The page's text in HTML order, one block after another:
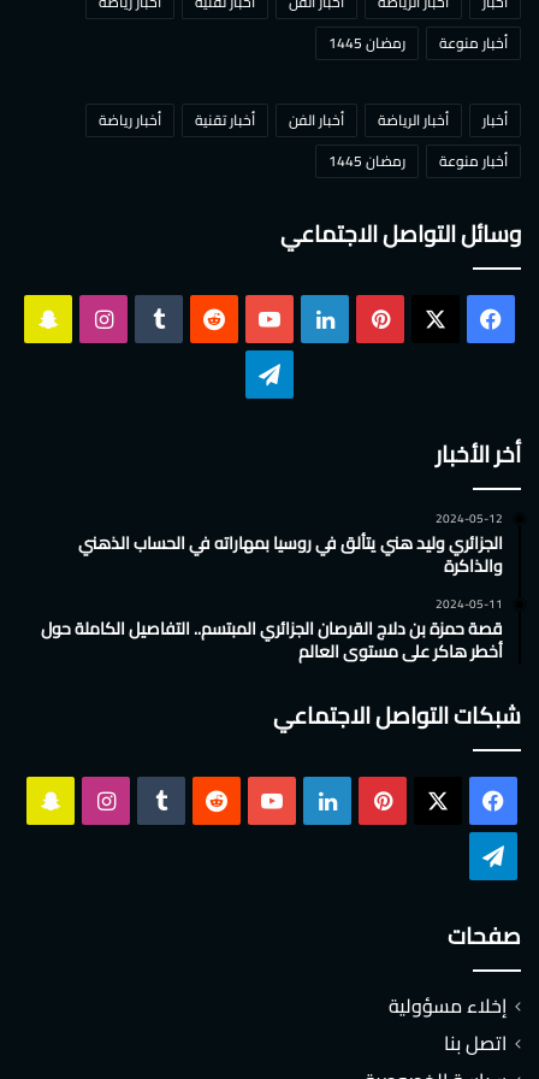
أخبار منوعة
رمضان 1445
أخبار أخبار الرياضة أخبار الفن أخبار تقنية
أخبار رياضة
أخبار منوعة
رمضان 1445
وسائل التواصل الاجتماعي
فيسبوك بينتيريست لينكدإن ‫YouTube انستقرام
أخر الأخبار
2024-05-12
الجزائري وليد هني يتألق في روسيا بمهاراته في الحساب الذهني
والذاكرة
2024-05-11
قصة حمزة بن دلاج القرصان الجزائري المبتسم.. التفاصيل الكاملة حول
أخطر هاكر على مستوى العالم
شبكات التواصل الاجتماعي
فيسبوك بينتيريست لينكدإن ‫YouTube انستقرام
صفحات
إخلاء مسؤولية
اتصل بنا